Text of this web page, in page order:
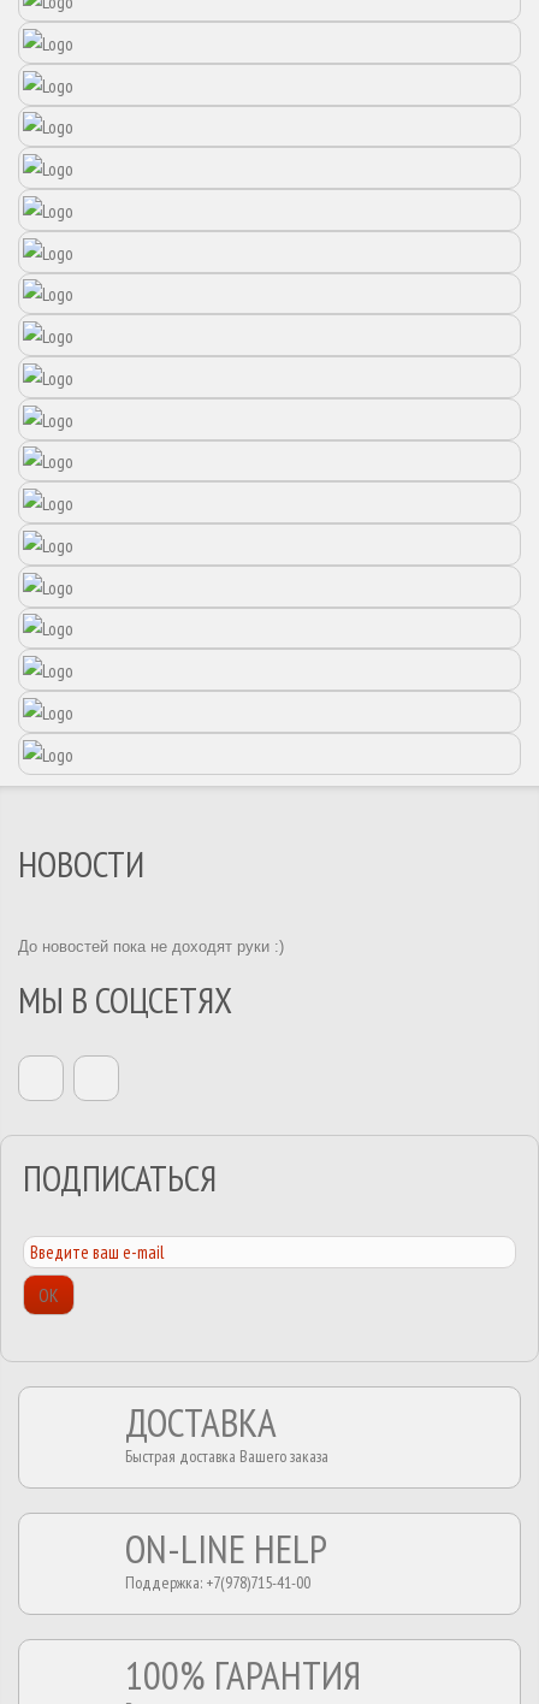
НОВОСТИ
До новостей пока не доходят руки :)
МЫ В СОЦСЕТЯХ
ПОДПИСАТЬСЯ
ОК
ДОСТАВКА
Быстрая доставка Вашего заказа
ON-LINE HELP
Поддержка: +7(978)715-41-00
100% ГАРАНТИЯ